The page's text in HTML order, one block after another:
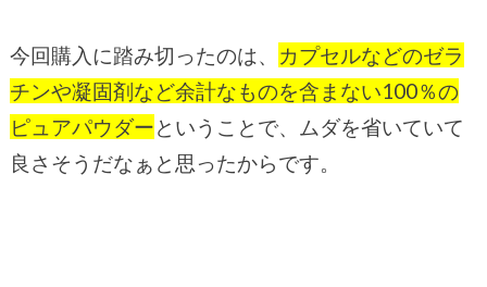
今回購入に踏み切ったのは、 カプセルなどのゼラ
チンや凝固剤など余計なものを含まない100％の
ピュアパウダーということで、ムダを省いていて
良さそうだなぁと思ったからです。